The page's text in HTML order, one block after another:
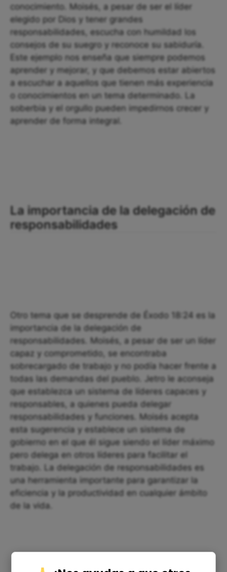
conocimiento. Moisés, a pesar de ser el líder
elegido por Dios y tener grandes
responsabilidades, escucha con humildad los
consejos de su suegro y reconoce su sabiduría.
Este ejemplo nos enseña que siempre podemos
aprender y mejorar, y que debemos estar abiertos
a escuchar a aquellos que tienen más experiencia
o conocimientos en un tema determinado. La
soberbia y el orgullo pueden impedirnos crecer y
aprender de forma integral.
La importancia de la delegación de
responsabilidades
Otro tema que se desprende de Éxodo 18:24 es la
importancia de la delegación de
responsabilidades. Moisés, a pesar de ser un líder
capaz y comprometido, se encontraba
sobrecargado de trabajo y no podía hacer frente a
todas las demandas del pueblo. Jetro le aconseja
que establezca un sistema de líderes capaces y
responsables, a quienes pueda delegar
responsabilidades y funciones. Moisés acepta
esta sugerencia y establece un sistema de
gobierno en el que él sigue siendo el líder máximo
pero delega en otros líderes para facilitar el
trabajo. La delegación de responsabilidades es
una herramienta importante para garantizar la
eficiencia y la productividad en cualquier ámbito
de la vida.